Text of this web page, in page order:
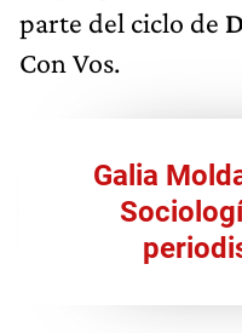
parte del ciclo de
Con Vos.
Galia